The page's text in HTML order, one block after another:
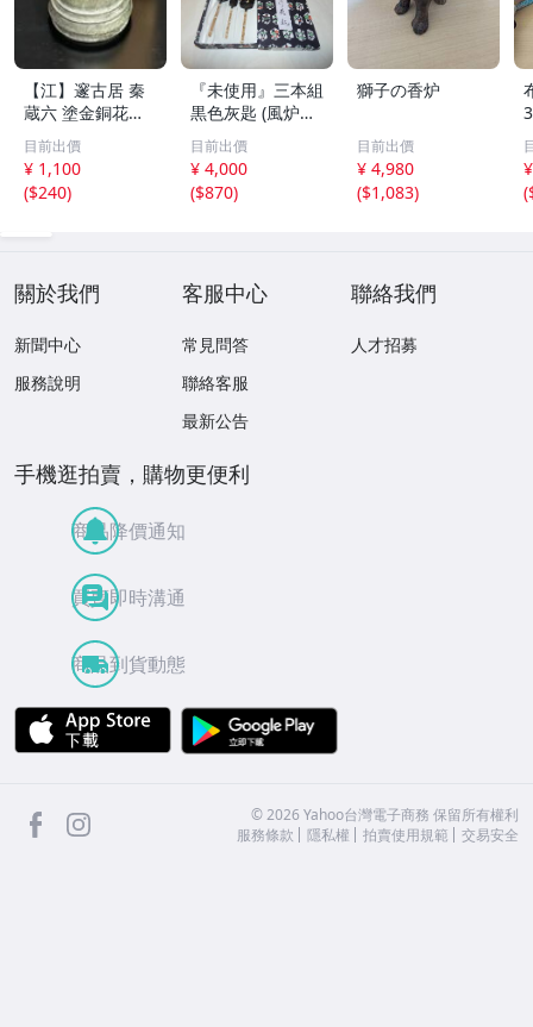
【江】邃古居 秦
蔵六 塗金銅花器
直径約9cm×高さ
30cm 在銘 共箱
古美術品(華道具
花生花瓶花生飾
目前出價
¥ 1,100
($240)
『未使用』三本組
黒色灰匙 (風炉用)
化粧箱
目前出價
¥ 4,000
($870)
獅子の香炉
目前出價
¥ 4,980
($1,083)
(
關於我們
新聞中心
服務說明
客服中心
常見問答
聯絡客服
最新公告
聯絡我們
人才招募
手機逛拍賣，購物更便利
商品降價通知
買賣即時溝通
商品到貨動態
APP Store
facebook ©2026 Yahoo台灣電子商務 保留所有權利
服務條款
隱私權 拍賣使用規範 交易安全